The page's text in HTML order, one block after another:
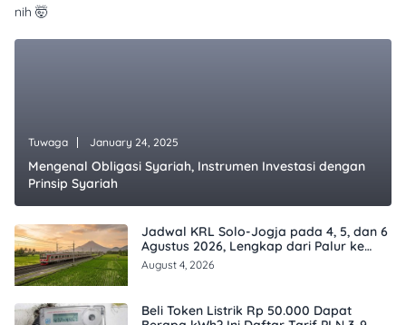
nih 🤯
Tuwaga January 24, 2025
Mengenal Obligasi Syariah, Instrumen Investasi dengan
Prinsip Syariah
Jadwal KRL Solo-Jogja pada 4, 5, dan 6
Agustus 2026, Lengkap dari Palur ke
Tugu
August 4, 2026
Beli Token Listrik Rp 50.000 Dapat